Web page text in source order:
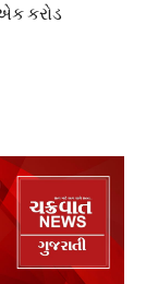
કરોડ